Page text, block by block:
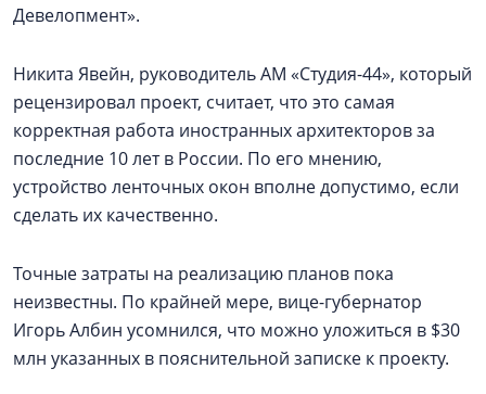
Девелопмент».
Никита Явейн, руководитель АМ «Студия-44», который
рецензировал проект, считает, что это самая
корректная работа иностранных архитекторов за
последние 10 лет в России. По его мнению,
устройство ленточных окон вполне допустимо, если
сделать их качественно.
Точные затраты на реализацию планов пока
неизвестны. По крайней мере, вице-губернатор
Игорь Албин усомнился, что можно уложиться в $30
млн указанных в пояснительной записке к проекту.